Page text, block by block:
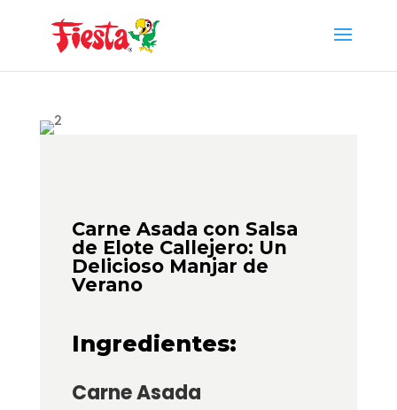
Carne Asada con Salsa
de Elote Callejero: Un
Delicioso Manjar de
Verano
Ingredientes:
Carne Asada